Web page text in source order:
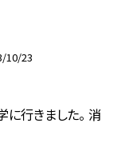
10/23
に行きました。 消